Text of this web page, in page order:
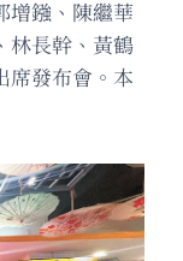
增鏹、陳繼華
林長幹、黃鶴
席發布會。本